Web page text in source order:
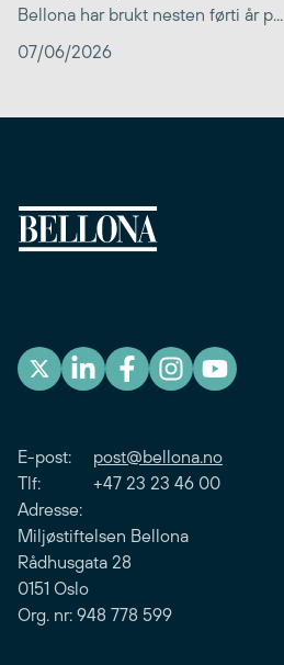
Bellona har brukt nesten førti år p...
07/06/2026
E-post: post@bellona.no
Tlf: +47 23 23 46 00
Adresse:
Miljøstiftelsen Bellona
Rådhusgata 28
0151 Oslo
Org. nr: 948 778 599